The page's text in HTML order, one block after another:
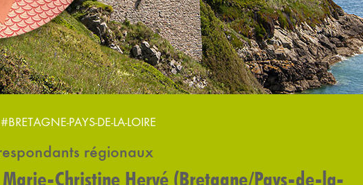
#BRETAGNE-PAYS-DE-LA-LOIRE
régionaux
Christine Hervé (Bretagne/Pays-de-la-